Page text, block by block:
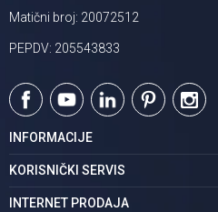
Matični broj: 20072512
PEPDV: 205543833
INFORMACIJE
O nama
Podaci o trgovcu
KORISNIČKI SERVIS
Uslovi korišćenja
INTERNET PRODAJA